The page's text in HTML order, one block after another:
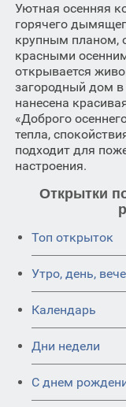
Уютная осенняя
горячего
крупным планом,
красными
открывается
загородный дом
нанесена
«Доброго
тепла,
подходит для
настроения.
Открытки
Топ открыток
Утро, день,
Календарь
Дни недели
C днем